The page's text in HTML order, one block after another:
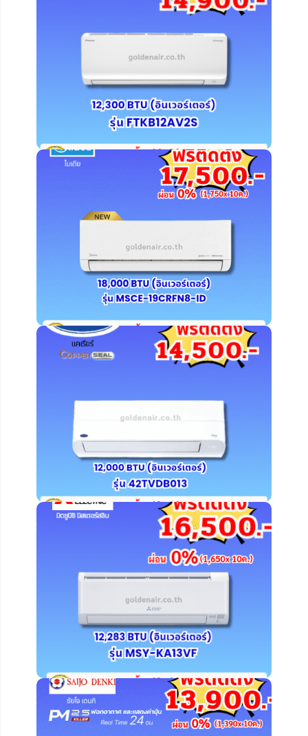
คลิ๊ก ดูรายละเอียดเพิ่มเติม
คลิ๊ก ดูรายละเอียดเพิ่มเติม